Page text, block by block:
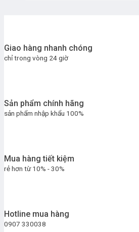
Giao hàng nhanh chóng
chỉ trong vòng 24 giờ
Sản phẩm chính hãng
sản phẩm nhập khẩu 100%
Mua hàng tiết kiệm
rẻ hơn từ 10% - 30%
Hotline mua hàng
0907 330038